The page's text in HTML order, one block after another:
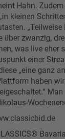
Hahn.
kleinen
„Teilweise
über zwanzig,
was live eher
einer
„eine ganz
haben